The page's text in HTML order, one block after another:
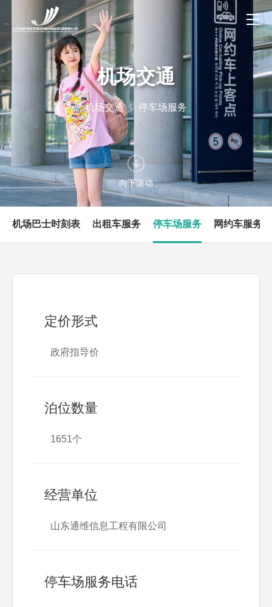
机场交通
机场交通 停车场服务
向下滚动
机场巴士时刻表 出租车服务 停车场服务 网约车服务
定价形式
政府指导价
泊位数量
1651个
经营单位
山东通维信息工程有限公司
停车场服务电话